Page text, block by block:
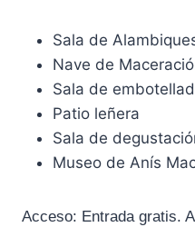
Sala de
Nave de
Sala de
Patio leñera
Sala de
Museo de Anís
Acceso: Entrada gratis.